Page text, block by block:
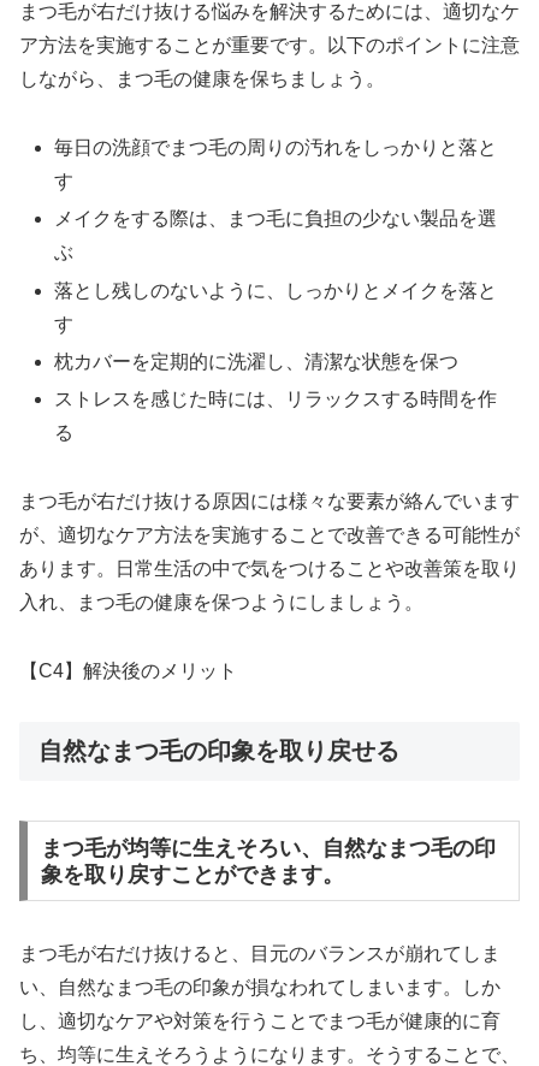
まつ毛が右だけ抜ける悩みを解決するためには、適切なケ
ア方法を実施することが重要です。以下のポイントに注意
しながら、まつ毛の健康を保ちましょう。
毎日の洗顔でまつ毛の周りの汚れをしっかりと落と
す
メイクをする際は、まつ毛に負担の少ない製品を選
ぶ
落とし残しのないように、しっかりとメイクを落と
す
枕カバーを定期的に洗濯し、清潔な状態を保つ
ストレスを感じた時には、リラックスする時間を作
る
まつ毛が右だけ抜ける原因には様々な要素が絡んでいます
が、適切なケア方法を実施することで改善できる可能性が
あります。日常生活の中で気をつけることや改善策を取り
入れ、まつ毛の健康を保つようにしましょう。
【C4】解決後のメリット
自然なまつ毛の印象を取り戻せる
まつ毛が均等に生えそろい、自然なまつ毛の印
象を取り戻すことができます。
まつ毛が右だけ抜けると、目元のバランスが崩れてしま
い、自然なまつ毛の印象が損なわれてしまいます。しか
し、適切なケアや対策を行うことでまつ毛が健康的に育
ち、均等に生えそろうようになります。そうすることで、